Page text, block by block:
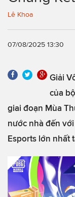
Lê Khoa
07/08/2025 13:30
Giải
của
giai đoạn Mùa
nước nhà đến với
Esports lớn nhất